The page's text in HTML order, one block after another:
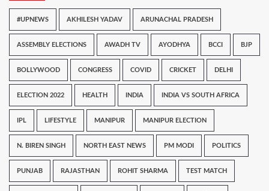
#UPNEWS AKHILESH YADAV ARUNACHAL PRADESH
ASSEMBLY ELECTIONS AWADH TV AYODHYA BCCI BJP
BOLLYWOOD CONGRESS COVID CRICKET DELHI
ELECTION 2022 HEALTH INDIA INDIA VS SOUTH AFRICA
IPL LIFESTYLE MANIPUR MANIPUR ELECTION
N. BIREN SINGH NORTH EAST NEWS PM MODI POLITICS
PUNJAB RAJASTHAN ROHIT SHARMA TEST MATCH